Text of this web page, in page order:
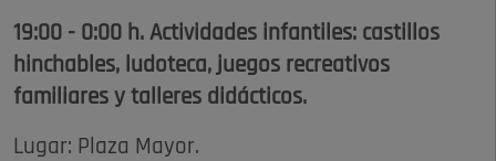
19:00 - 0:00 h. Actividades infantiles: castillos
hinchables, ludoteca, juegos recreativos
familiares y talleres didácticos.
Lugar: Plaza Mayor.